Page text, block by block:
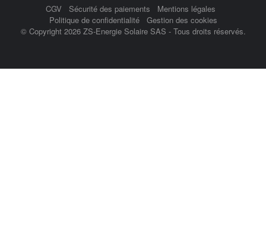
CGV Sécurité des paiements
Mentions légales
Politique de confidentialité
Gestion des cookies
© Copyright 2026 ZS-Energie Solaire SAS - Tous droits réservés.